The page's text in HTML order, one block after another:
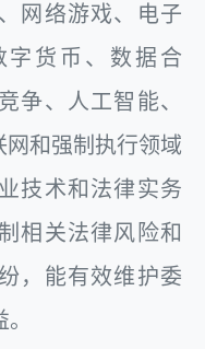
网络游戏、电子
字货币、数据合
争、人工智能、
网和强制执行领域
技术和法律实务
相关法律风险和
，能有效维护委